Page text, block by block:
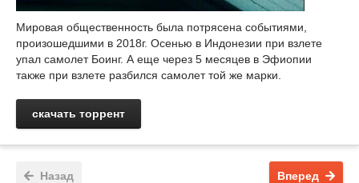
Мировая общественность была потрясена событиями,
произошедшими в 2018г. Осенью в Индонезии при взлете
упал самолет Боинг. А еще через 5 месяцев в Эфиопии
также при взлете разбился самолет той же марки.
скачать торрент
Назад Вперед